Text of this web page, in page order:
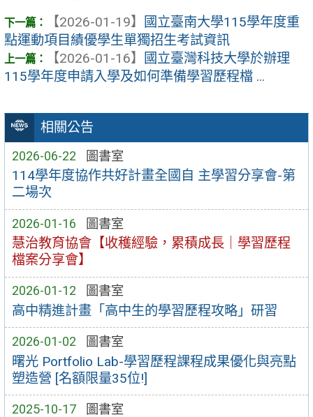
相關公告
2026-06-22 圖書室
114學年度協作共好計畫全國自 主學習分享會-第
二場次
2026-01-16 圖書室
慧治教育協會【收穫經驗，累積成長｜學習歷程
檔案分享會】
2026-01-12 圖書室
高中精進計畫「高中生的學習歷程攻略」研習
2026-01-02 圖書室
曙光 Portfolio Lab-學習歷程課程成果優化與亮點
塑造營 [名額限量35位!]
2025-10-17 圖書室
【2026-01-19】
國立臺南大學115學年度重
點運動項目績優學生單獨招生考試資訊
【2026-01-16】
國立臺灣科技大學於辦理
115學年度申請入學及如何準備學習歷程檔 ...